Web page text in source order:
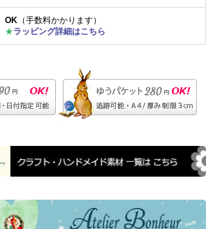
OK （手数料かかります）
★ラッピング詳細はこちら